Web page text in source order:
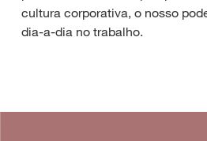
cultura corporativa, o nosso
dia-a-dia no trabalho.